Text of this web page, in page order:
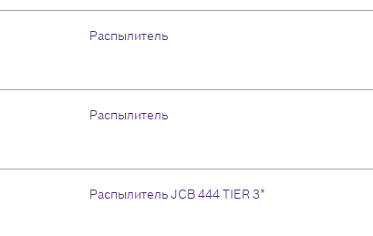
Распылитель
Распылитель
Распылитель JCB 444 TIER 3*